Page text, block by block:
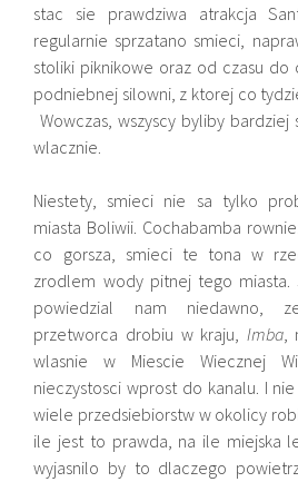
stac sie prawdziwa atrakcja
regularnie sprzatano smieci,
stoliki piknikowe oraz od czasu do
podniebnej silowni, z ktorej co
Wowczas, wszyscy byliby
wlacznie.
Niestety, smieci nie sa tylko
miasta Boliwii. Cochabamba
co gorsza, smieci te tona w
zrodlem wody pitnej tego miasta.
powiedzial nam niedawno,
przetworca drobiu w kraju, Imba,
wlasnie w Miescie Wiecznej
nieczystosci wprost do kanalu. I
wiele przedsiebiorstw w okolicy
ile jest to prawda, na ile miejska
wyjasnilo by to dlaczego